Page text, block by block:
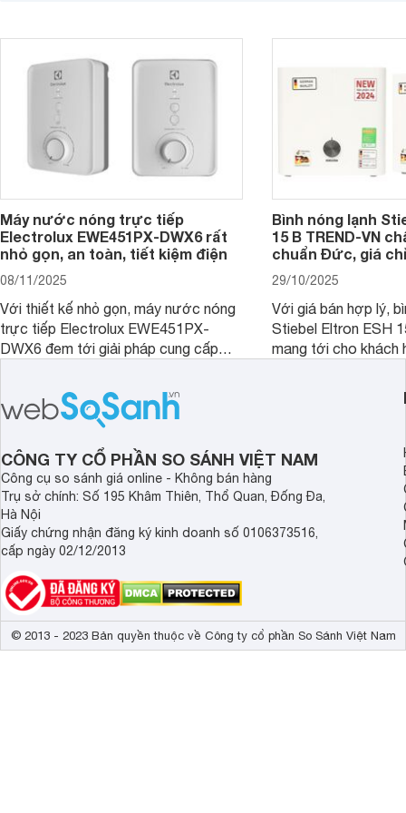
về dòng sản phẩm này.
Máy nước nóng trực tiếp
Electrolux EWE451PX-DWX6 rất
nhỏ gọn, an toàn, tiết kiệm điện
08/11/2025
Với thiết kế nhỏ gọn, máy nước nóng
trực tiếp Electrolux EWE451PX-
DWX6 đem tới giải pháp cung cấp
hiện đại, đặc biệt là các phòng tắm
có diện tích hạn chế.
Bình nóng lạnh
15 B TREND-VN
chuẩn Đức, giá
29/10/2025
Với giá bán hợp lý,
Stiebel Eltron ESH
mang tới cho khách
hợp lý đồng thời có
làm nước nóng rất
CÔNG TY CỔ PHẦN SO SÁNH VIỆT NAM
Công cụ so sánh giá online - Không bán hàng
Trụ sở chính: Số 195 Khâm Thiên, Thổ Quan, Đống Đa,
Hà Nội
Giấy chứng nhận đăng ký kinh doanh số 0106373516,
cấp ngày 02/12/2013
© 2013 - 2023 Bản quyền thuộc về Công ty cổ phần So Sánh Việt Nam